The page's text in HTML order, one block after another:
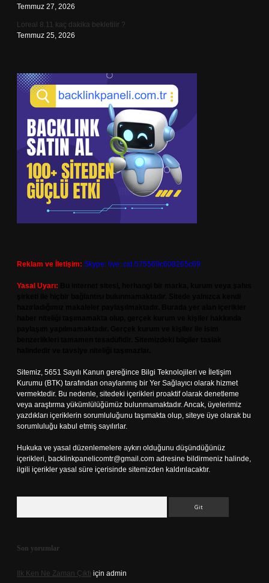
Temmuz 27, 2026
Loreal 8.11 kaç dakika bekletilir ?
Temmuz 25, 2026
Reklam ve İletişim: Skype: live:.cid.575569c608265c69
Yasal Uyarı:
Sitemiz, 5651 Sayılı Kanun gereğince Bilgi Teknolojileri ve İletişim
Kurumu (BTK) tarafından onaylanmış bir Yer Sağlayıcı olarak hizmet
vermektedir. Bu nedenle, sitedeki içerikleri proaktif olarak denetleme
veya araştırma yükümlülüğümüz bulunmamaktadır. Ancak, üyelerimiz
yazdıkları içeriklerin sorumluluğunu taşımakta olup, siteye üye olarak bu
sorumluluğu kabul etmiş sayılırlar.
Hukuka ve yasal düzenlemelere aykırı olduğunu düşündüğünüz
içerikleri, backlinkpanelicomtr@gmail.com adresine bildirmeniz halinde,
ilgili içerikler yasal süre içerisinde sitemizden kaldırılacaktır.
Son yorumlar
Ilk Ken Ne Zaman Çıktı için admin